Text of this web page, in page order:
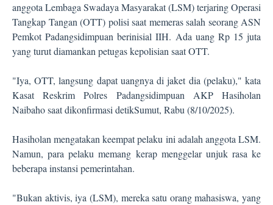
anggota Lembaga Swadaya Masyarakat (LSM) terjaring Operasi
Tangkap Tangan (OTT) polisi saat memeras salah seorang ASN
Pemkot Padangsidimpuan berinisial IIH. Ada uang Rp 15 juta
yang turut diamankan petugas kepolisian saat OTT.
"Iya, OTT, langsung dapat uangnya di jaket dia (pelaku)," kata
Kasat Reskrim Polres Padangsidimpuan AKP Hasiholan
Naibaho saat dikonfirmasi detikSumut, Rabu (8/10/2025).
Hasiholan mengatakan keempat pelaku ini adalah anggota LSM.
Namun, para pelaku memang kerap menggelar unjuk rasa ke
beberapa instansi pemerintahan.
"Bukan aktivis, iya (LSM), mereka satu orang mahasiswa, yang